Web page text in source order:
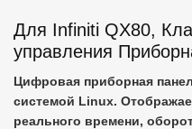
Для Infiniti QX80,
управления
Цифровая приборная
системой Linux.
реального времени,